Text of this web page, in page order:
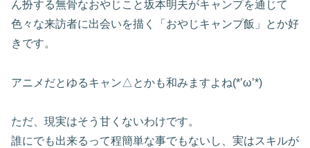
ん扮する無骨なおやじこと坂本明夫がキャンプを通じて
色々な来訪者に出会いを描く「おやじキャンプ飯」とか好
きです。
アニメだとゆるキャン△とかも和みますよね(*’ω’*)
ただ、現実はそう甘くないわけです。
誰にでも出来るって程簡単な事でもないし、実はスキルが